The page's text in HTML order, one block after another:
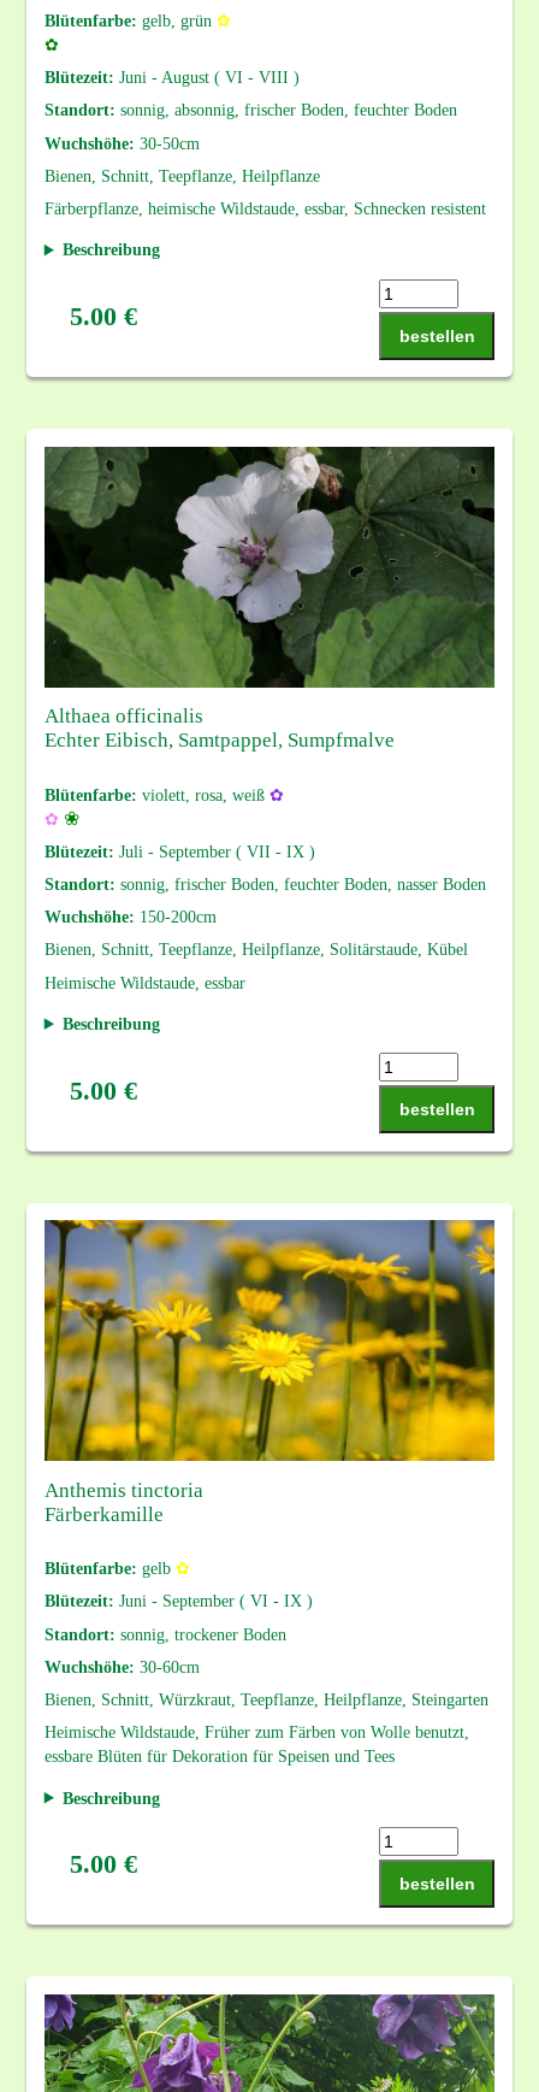
Blütenfarbe: gelb, grün ✿
✿
Blütezeit: Juni - August ( VI - VIII )
Standort: sonnig, absonnig, frischer Boden, feuchter Boden
Wuchshöhe: 30-50cm
Bienen, Schnitt, Teepflanze, Heilpflanze
Färberpflanze, heimische Wildstaude, essbar, Schnecken resistent
Beschreibung
5.00 €
bestellen
Althaea officinalis
Echter Eibisch, Samtpappel, Sumpfmalve
Blütenfarbe: violett, rosa, weiß ✿
✿ ❀
Blütezeit: Juli - September ( VII - IX )
Standort: sonnig, frischer Boden, feuchter Boden, nasser Boden
Wuchshöhe: 150-200cm
Bienen, Schnitt, Teepflanze, Heilpflanze, Solitärstaude, Kübel
Heimische Wildstaude, essbar
Beschreibung
5.00 €
bestellen
Anthemis tinctoria
Färberkamille
Blütenfarbe: gelb ✿
Blütezeit: Juni - September ( VI - IX )
Standort: sonnig, trockener Boden
Wuchshöhe: 30-60cm
Bienen, Schnitt, Würzkraut, Teepflanze, Heilpflanze, Steingarten
Heimische Wildstaude, Früher zum Färben von Wolle benutzt,
essbare Blüten für Dekoration für Speisen und Tees
Beschreibung
5.00 €
bestellen